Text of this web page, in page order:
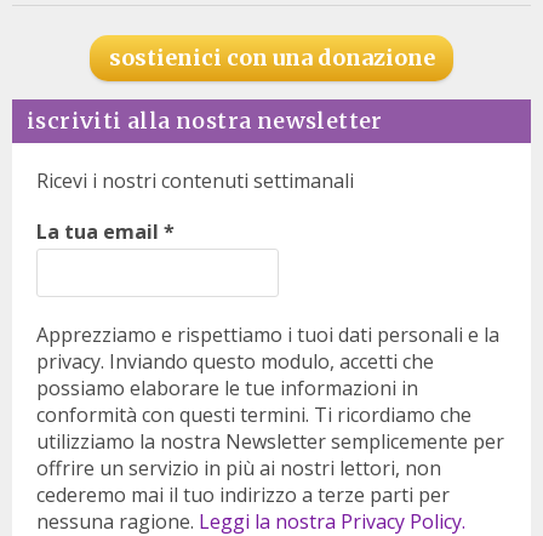
sostienici con una donazione
iscriviti alla nostra newsletter
Ricevi i nostri contenuti settimanali
La tua email *
Apprezziamo e rispettiamo i tuoi dati personali e la
privacy. Inviando questo modulo, accetti che
possiamo elaborare le tue informazioni in
conformità con questi termini. Ti ricordiamo che
utilizziamo la nostra Newsletter semplicemente per
offrire un servizio in più ai nostri lettori, non
cederemo mai il tuo indirizzo a terze parti per
nessuna ragione. Leggi la nostra Privacy Policy.